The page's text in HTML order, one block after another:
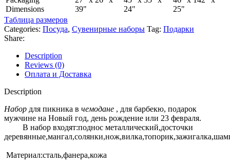
Dimensions
39"
24"
25"
Таблица размеров
Categories: Посуда, Сувенирные наборы Tag: Подарки
Share:
Description
Reviews (0)
Оплата и Доставка
Description
Набор для пикника в чемодане , для барбекю, подарок
мужчине на Новый год, день рождение или 23 февраля.
В набор входят:поднос металлический,досточки
Материал:сталь,фанера,кожа